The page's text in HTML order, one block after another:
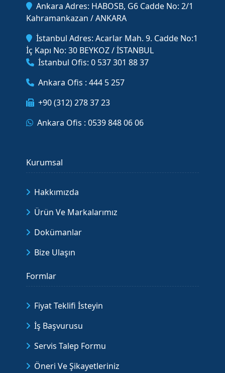
Ankara Adres: HABOSB, G6 Cadde No: 2/1
Kahramankazan / ANKARA
İstanbul Adres: Acarlar Mah. 9. Cadde No:1
İç Kapı No: 30 BEYKOZ / İSTANBUL
İstanbul Ofis: 0 537 301 88 37
Ankara Ofis : 444 5 257
+90 (312) 278 37 23
Ankara Ofis : 0539 848 06 06
Kurumsal
Hakkımızda
Ürün Ve Markalarımız
Dokümanlar
Bize Ulaşın
Formlar
Fiyat Teklifi İsteyin
İş Başvurusu
Servis Talep Formu
Öneri Ve Şikayetleriniz